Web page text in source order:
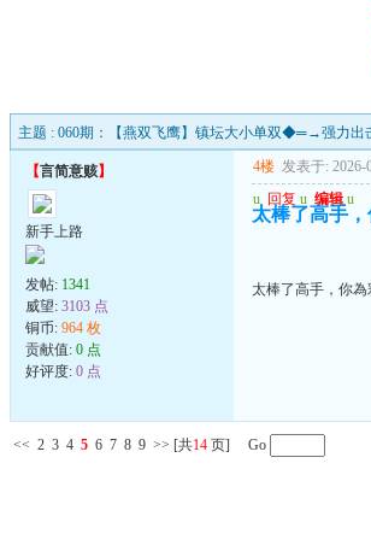
主题 : 060期：【燕双飞鹰】镇坛大小单双◆═→强力出
【言简意赅】
新手上路
发帖: 1341
威望: 3103 点
铜币: 964 枚
贡献值: 0 点
好评度: 0 点
4楼 发表于: 2026-
u 回复 u 编辑 u
太棒了高手
太棒了高手，你
<< 2 3 4 5 6 7 8 9 >> [共14 页] Go